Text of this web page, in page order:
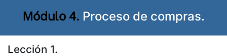
Módulo 4. Proceso de compras.
Lección 1.